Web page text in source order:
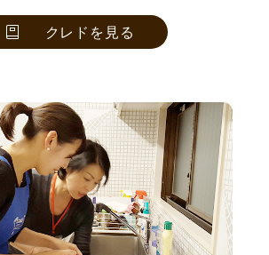
クレドを見る